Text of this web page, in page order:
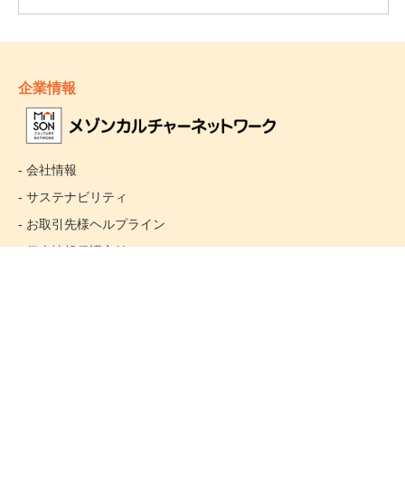
企業情報
- 会社情報
- サステナビリティ
- お取引先様ヘルプライン
- 個人情報保護方針